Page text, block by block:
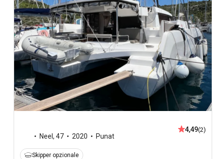
Neel , 47 2020 Punat
4,49(2)
Skipper opzionale